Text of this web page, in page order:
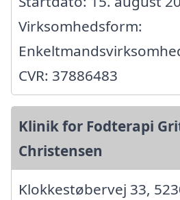
Virksomhedsform:
CVR: 37886483
Klinik for Fodterapi
Christensen
Klokkestøbervej 33,